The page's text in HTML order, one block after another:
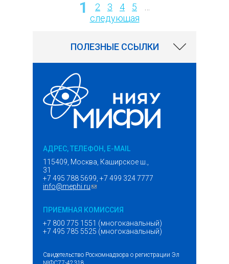
Страницы
1 2 3 4 5
следующая
ПОЛЕЗНЫЕ ССЫЛКИ
АДРЕС, ТЕЛЕФОН, E-MAIL
115409, Москва, Каширское ш.,
31
+7 495 788 5699, +7 499 324 7777
info@mephi.ru(ссылка для отправки email)
ПРИЕМНАЯ КОМИССИЯ
+7 800 775 1551 (многоканальный)
+7 495 785 5525 (многоканальный)
Свидетельство Роскомнадзора о регистрации Эл